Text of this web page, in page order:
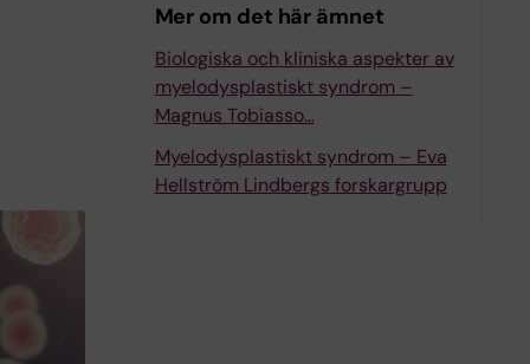
Mer om det här ämnet
Biologiska och kliniska aspekter av
myelodysplastiskt syndrom –
Magnus Tobiasso…
Myelodysplastiskt syndrom – Eva
Hellström Lindbergs forskargrupp